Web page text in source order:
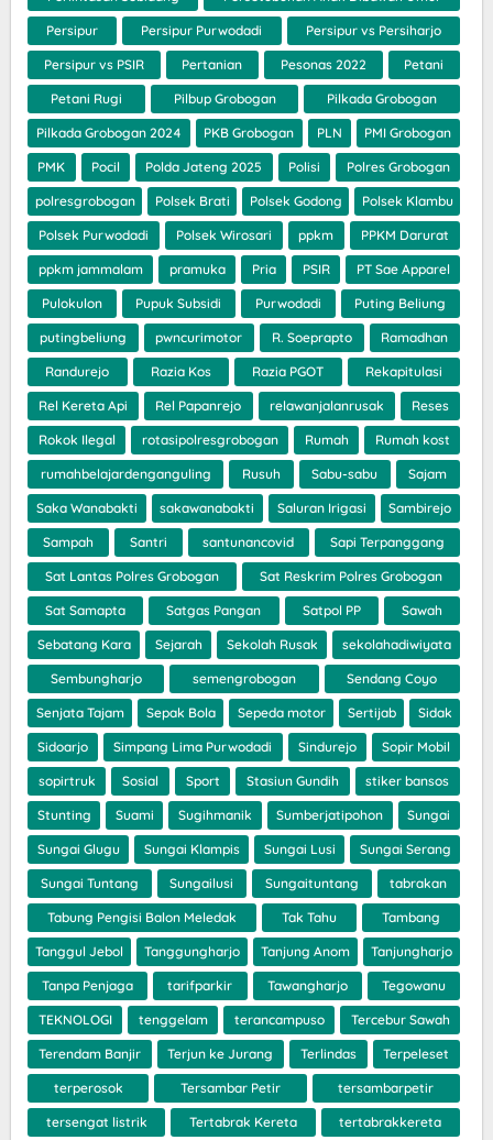
Persipur Persipur Purwodadi Persipur vs Persiharjo
Persipur vs PSIR Pertanian Pesonas 2022 Petani
Petani Rugi Pilbup Grobogan Pilkada Grobogan
Pilkada Grobogan 2024 PKB Grobogan PLN PMI Grobogan
PMK Pocil Polda Jateng 2025 Polisi Polres Grobogan
polresgrobogan Polsek Brati Polsek Godong Polsek Klambu
Polsek Purwodadi Polsek Wirosari ppkm PPKM Darurat
ppkm jammalam pramuka Pria PSIR PT Sae Apparel
Pulokulon Pupuk Subsidi Purwodadi Puting Beliung
putingbeliung pwncurimotor R. Soeprapto Ramadhan
Randurejo Razia Kos Razia PGOT Rekapitulasi
Rel Kereta Api Rel Papanrejo relawanjalanrusak Reses
Rokok Ilegal rotasipolresgrobogan Rumah Rumah kost
rumahbelajardenganguling Rusuh Sabu-sabu Sajam
Saka Wanabakti sakawanabakti Saluran Irigasi Sambirejo
Sampah Santri santunancovid Sapi Terpanggang
Sat Lantas Polres Grobogan Sat Reskrim Polres Grobogan
Sat Samapta Satgas Pangan Satpol PP Sawah
Sebatang Kara Sejarah Sekolah Rusak sekolahadiwiyata
Sembungharjo semengrobogan Sendang Coyo
Senjata Tajam Sepak Bola Sepeda motor Sertijab Sidak
Sidoarjo Simpang Lima Purwodadi Sindurejo Sopir Mobil
sopirtruk Sosial Sport Stasiun Gundih stiker bansos
Stunting Suami Sugihmanik Sumberjatipohon Sungai
Sungai Glugu Sungai Klampis Sungai Lusi Sungai Serang
Sungai Tuntang Sungailusi Sungaituntang tabrakan
Tabung Pengisi Balon Meledak Tak Tahu Tambang
Tanggul Jebol Tanggungharjo Tanjung Anom Tanjungharjo
Tanpa Penjaga tarifparkir Tawangharjo Tegowanu
TEKNOLOGI tenggelam terancampuso Tercebur Sawah
Terendam Banjir Terjun ke Jurang Terlindas Terpeleset
terperosok Tersambar Petir tersambarpetir
tersengat listrik Tertabrak Kereta tertabrakkereta